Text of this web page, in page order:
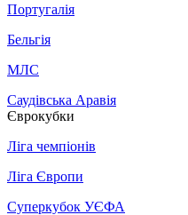
Португалія
Бельгія
МЛС
Саудівська Аравія
Єврокубки
Ліга чемпіонів
Ліга Європи
Суперкубок УЄФА